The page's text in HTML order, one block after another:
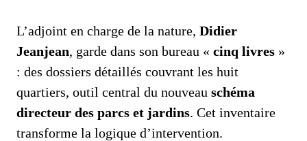
L’adjoint en charge de la nature, Didier
Jeanjean, garde dans son bureau « cinq livres »
: des dossiers détaillés couvrant les huit
quartiers, outil central du nouveau schéma
directeur des parcs et jardins. Cet inventaire
transforme la logique d’intervention.